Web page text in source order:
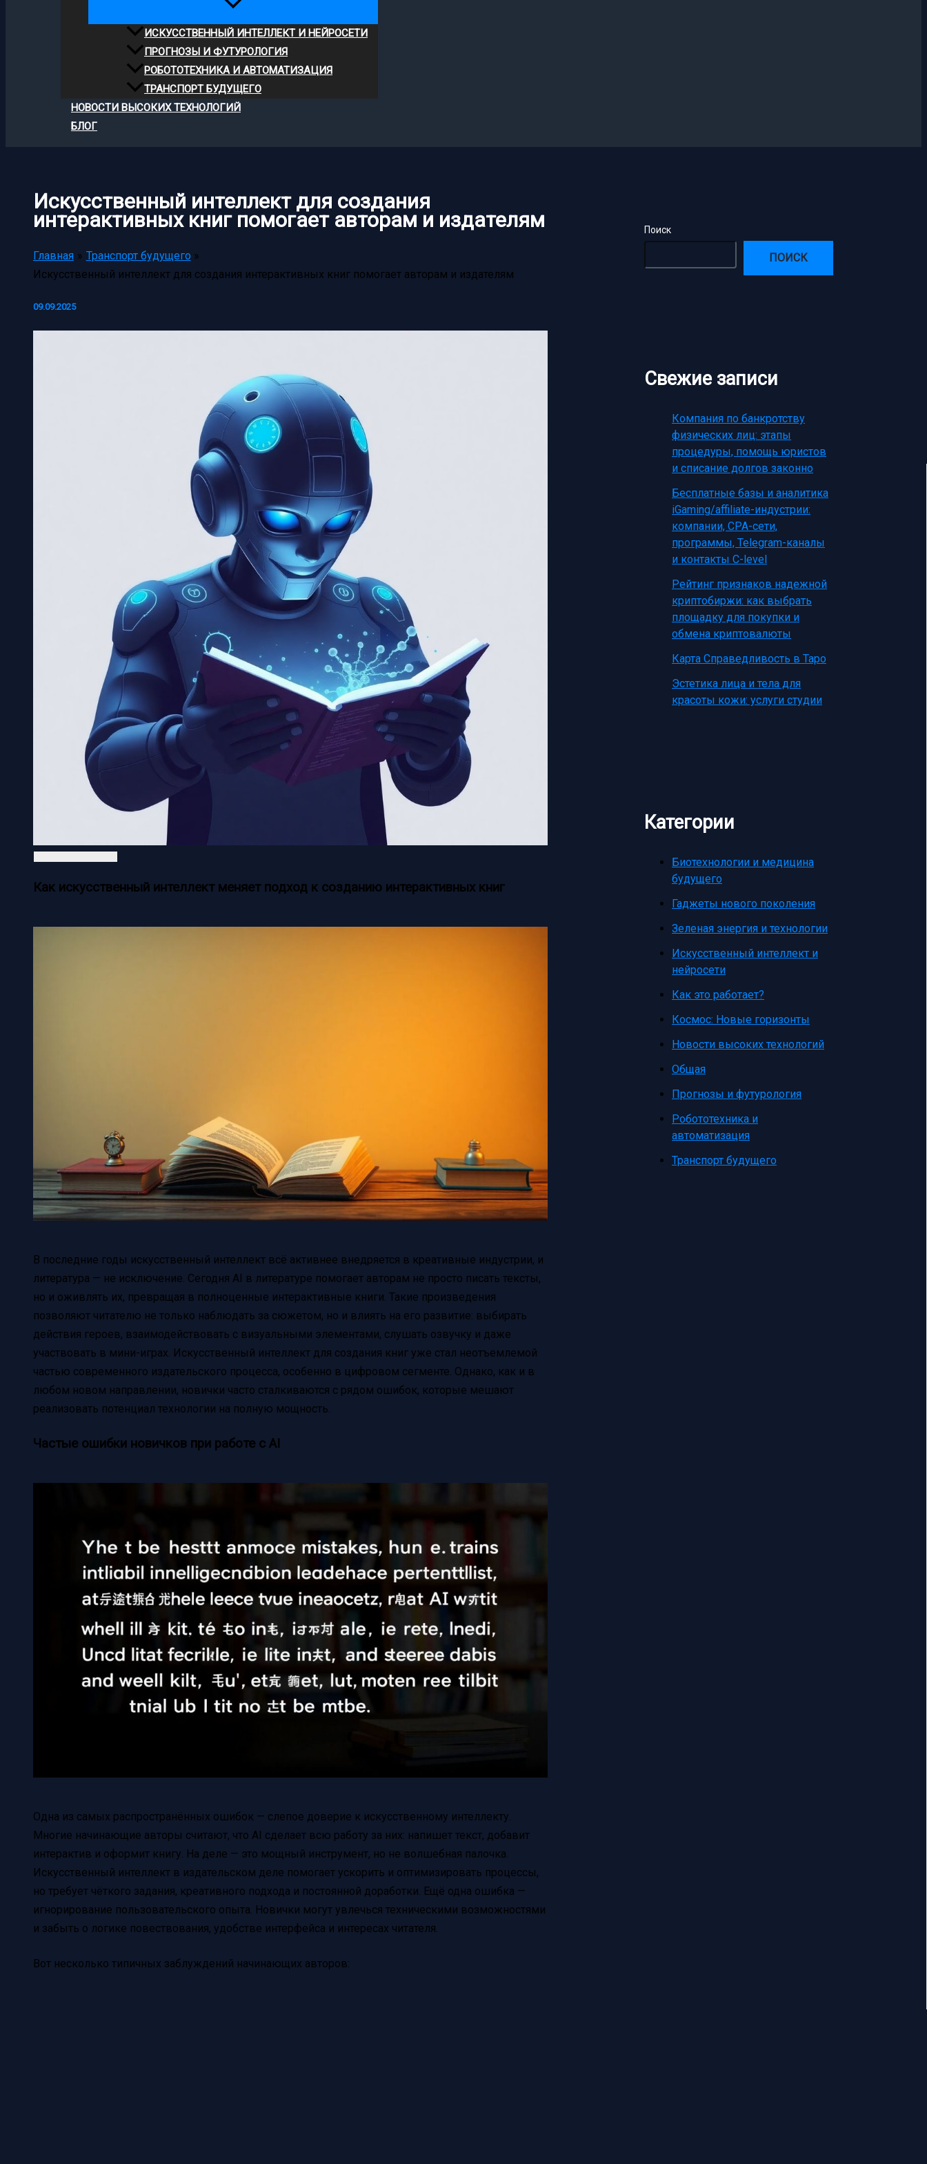
ИСКУССТВЕННЫЙ ИНТЕЛЛЕКТ И НЕЙРОСЕТИ
ПРОГНОЗЫ И ФУТУРОЛОГИЯ
РОБОТОТЕХНИКА И АВТОМАТИЗАЦИЯ
ТРАНСПОРТ БУДУЩЕГО
НОВОСТИ ВЫСОКИХ ТЕХНОЛОГИЙ
БЛОГ
Искусственный интеллект для создания
интерактивных книг помогает авторам и издателям
Главная
Транспорт будущего
Искусственный интеллект для создания интерактивных книг помогает авторам и издателям
09.09.2025
Как искусственный интеллект меняет подход к созданию интерактивных книг
В последние годы искусственный интеллект всё активнее внедряется в креативные индустрии, и
литература — не исключение. Сегодня AI в литературе помогает авторам не просто писать тексты,
но и оживлять их, превращая в полноценные интерактивные книги. Такие произведения
позволяют читателю не только наблюдать за сюжетом, но и влиять на его развитие: выбирать
действия героев, взаимодействовать с визуальными элементами, слушать озвучку и даже
участвовать в мини-играх. Искусственный интеллект для создания книг уже стал неотъемлемой
частью современного издательского процесса, особенно в цифровом сегменте. Однако, как и в
любом новом направлении, новички часто сталкиваются с рядом ошибок, которые мешают
реализовать потенциал технологии на полную мощность.
Частые ошибки новичков при работе с AI
Одна из самых распространённых ошибок — слепое доверие к искусственному интеллекту.
Многие начинающие авторы считают, что AI сделает всю работу за них: напишет текст, добавит
интерактив и оформит книгу. На деле — это мощный инструмент, но не волшебная палочка.
Искусственный интеллект в издательском деле помогает ускорить и оптимизировать процессы,
но требует чёткого задания, креативного подхода и постоянной доработки. Ещё одна ошибка —
игнорирование пользовательского опыта. Новички могут увлечься техническими возможностями
и забыть о логике повествования, удобстве интерфейса и интересах читателя.
Вот несколько типичных заблуждений начинающих авторов:
Поиск
ПОИСК
Свежие записи
Компания по банкротству
физических лиц: этапы
процедуры, помощь юристов
и списание долгов законно
Бесплатные базы и аналитика
iGaming/affiliate-индустрии:
компании, CPA-сети,
программы, Telegram-каналы
и контакты C-level
Рейтинг признаков надежной
криптобиржи: как выбрать
площадку для покупки и
обмена криптовалюты
Карта Справедливость в Таро
Эстетика лица и тела для
красоты кожи: услуги студии
Категории
Биотехнологии и медицина
будущего
Гаджеты нового поколения
Зеленая энергия и технологии
Искусственный интеллект и
нейросети
Как это работает?
Космос: Новые горизонты
Новости высоких технологий
Общая
Прогнозы и футурология
Робототехника и
автоматизация
Транспорт будущего